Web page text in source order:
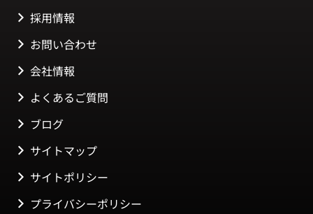
採用情報
お問い合わせ
会社情報
よくあるご質問
ブログ
サイトマップ
サイトポリシー
プライバシーポリシー